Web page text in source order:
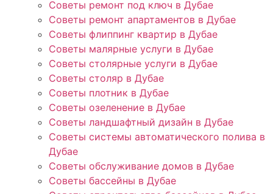
Советы ремонт под ключ в Дубае
Советы ремонт апартаментов в Дубае
Советы флиппинг квартир в Дубае
Советы малярные услуги в Дубае
Советы столярные услуги в Дубае
Советы столяр в Дубае
Советы плотник в Дубае
Советы озеленение в Дубае
Советы ландшафтный дизайн в Дубае
Советы системы автоматического полива в
Дубае
Советы обслуживание домов в Дубае
Советы бассейны в Дубае